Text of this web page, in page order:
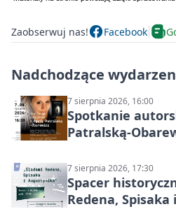
Zaobserwuj nas! Facebook
Nadchodzące
7 sierpnia 2026, 16:00
Spotkanie
Patralską-
7 sierpnia 2026, 17:30
Spacer
Redena,